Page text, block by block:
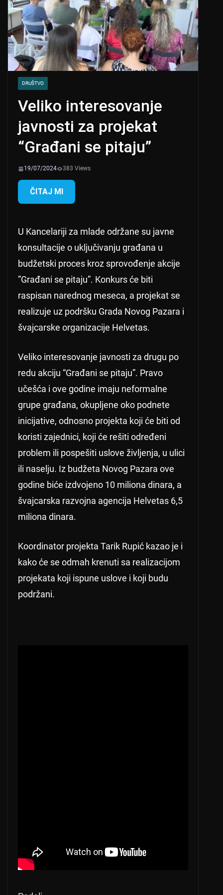
DRUŠTVO
Veliko interesovanje
javnosti za projekat
“Građani se pitaju”
19/07/2024 383 Views
ČITAJ MI
U Kancelariji za mlade održane su javne
konsultacije o uključivanju građana u
budžetski proces kroz sprovođenje akcije
”Građani se pitaju”. Konkurs će biti
raspisan narednog meseca, a projekat se
realizuje uz podršku Grada Novog Pazara i
švajcarske organizacije Helvetas.
Veliko interesovanje javnosti za drugu po
redu akciju “Građani se pitaju”. Pravo
učešća i ove godine imaju neformalne
grupe građana, okupljene oko podnete
inicijative, odnosno projekta koji će biti od
koristi zajednici, koji će rešiti određeni
problem ili pospešiti uslove življenja, u ulici
ili naselju. Iz budžeta Novog Pazara ove
godine biće izdvojeno 10 miliona dinara, a
švajcarska razvojna agencija Helvetas 6,5
miliona dinara.
Koordinator projekta Tarik Rupić kazao je i
kako će se odmah krenuti sa realizacijom
projekata koji ispune uslove i koji budu
podržani.